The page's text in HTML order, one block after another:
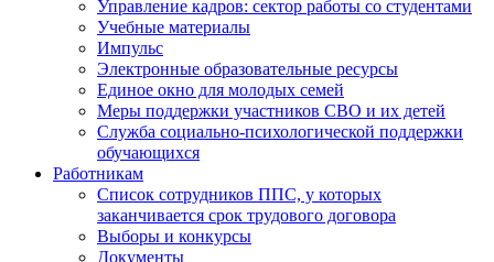
Управление кадров: сектор работы со студентами
Учебные материалы
Импульс
Электронные образовательные ресурсы
Единое окно для молодых семей
Меры поддержки участников СВО и их детей
Служба социально-психологической поддержки
обучающихся
Работникам
Список сотрудников ППС, у которых
заканчивается срок трудового договора
Выборы и конкурсы
Документы